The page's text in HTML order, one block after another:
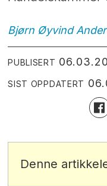
Bjørn Øyvind
PUBLISERT
SIST OPPDATERT
Denne